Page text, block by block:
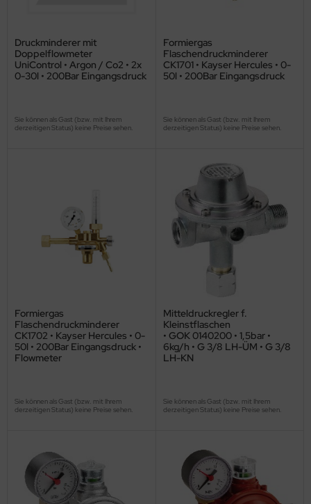
Druckminderer mit
Doppelflowmeter
UniControl • Argon / Co2 • 2x
0-30l • 200Bar Eingangsdruck
Sie können als Gast (bzw. mit Ihrem
derzeitigen Status) keine Preise sehen.
Formiergas
Flaschendruckminderer
CK1701 • Kayser Hercules • 0-
50l • 200Bar Eingangsdruck
Sie können als Gast (bzw. mit Ihrem
derzeitigen Status) keine Preise sehen.
Formiergas
Flaschendruckminderer
CK1702 • Kayser Hercules • 0-
50l • 200Bar Eingangsdruck •
Flowmeter
Sie können als Gast (bzw. mit Ihrem
derzeitigen Status) keine Preise sehen.
Mitteldruckregler f.
Kleinstflaschen
• GOK 0140200 • 1,5bar •
6kg/h • G 3/8 LH-ÜM • G 3/8
LH-KN
Sie können als Gast (bzw. mit Ihrem
derzeitigen Status) keine Preise sehen.